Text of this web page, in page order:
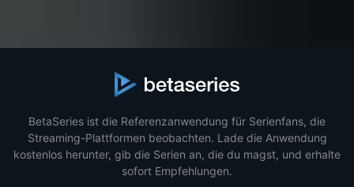
BetaSeries ist die Referenzanwendung für Serienfans, die
Streaming-Plattformen beobachten. Lade die Anwendung
kostenlos herunter, gib die Serien an, die du magst, und erhalte
sofort Empfehlungen.